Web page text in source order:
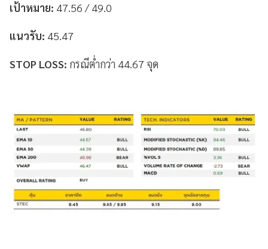
เป้าหมาย: 47.56 / 49.0
แนวรับ: 45.47
STOP LOSS: กรณีต่ำกว่า 44.67 จุด